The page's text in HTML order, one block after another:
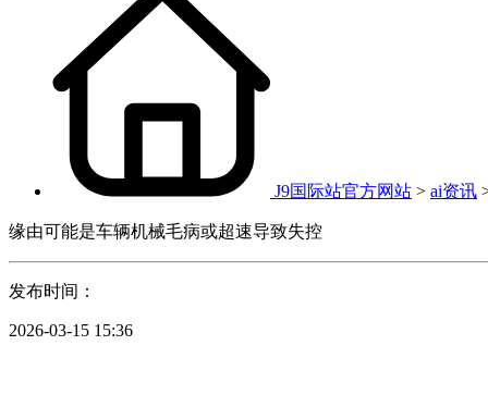
J9国际站官方网站 > ai资讯
缘由可能是车辆机械毛病或超速导致失控
发布时间：
2026-03-15 15:36